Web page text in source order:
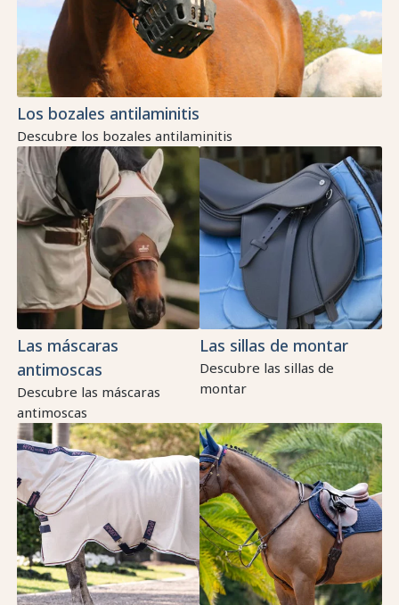
Los bozales antilaminitis
Descubre los bozales antilaminitis
Las máscaras
antimoscas
Descubre las máscaras
antimoscas
Las sillas de montar
Descubre las sillas de
montar